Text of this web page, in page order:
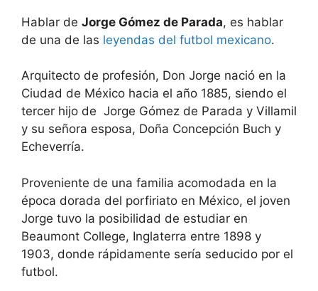
Hablar de Jorge Gómez de Parada, es hablar
de una de las leyendas del futbol mexicano.
Arquitecto de profesión, Don Jorge nació en la
Ciudad de México hacia el año 1885, siendo el
tercer hijo de Jorge Gómez de Parada y Villamil
y su señora esposa, Doña Concepción Buch y
Echeverría.
Proveniente de una familia acomodada en la
época dorada del porfiriato en México, el joven
Jorge tuvo la posibilidad de estudiar en
Beaumont College, Inglaterra entre 1898 y
1903, donde rápidamente sería seducido por el
futbol.